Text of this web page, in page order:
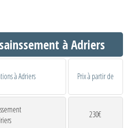
à Adriers
à Adriers Prix à partir de
230€